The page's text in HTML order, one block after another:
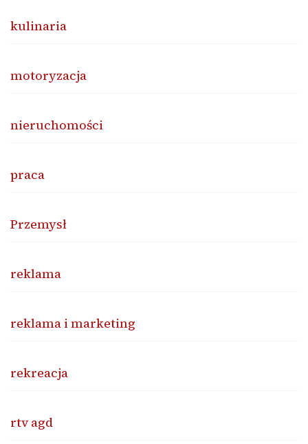
kulinaria
motoryzacja
nieruchomości
praca
Przemysł
reklama
reklama i marketing
rekreacja
rtv agd